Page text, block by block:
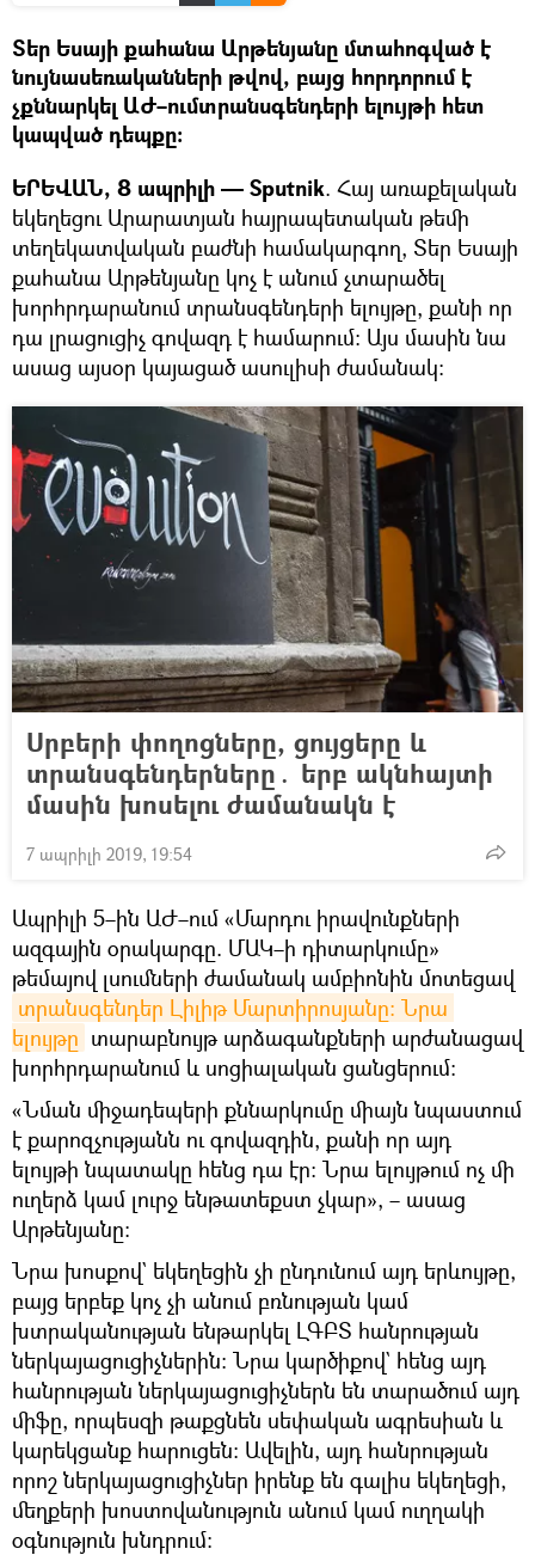
Տեր Եսայի քահանա Արթենյանը մտահոգված է
նույնասեռականների թվով, բայց հորդորում է
չքննարկել ԱԺ–ումտրանսգենդերի ելույթի հետ
կապված դեպքը։
ԵՐԵՎԱՆ, 8 ապրիլի — Sputnik. Հայ առաքելական
եկեղեցու Արարատյան հայրապետական թեմի
տեղեկատվական բաժնի համակարգող, Տեր Եսայի
քահանա Արթենյանը կոչ է անում չտարածել
խորհրդարանում տրանսգենդերի ելույթը, քանի որ
դա լրացուցիչ գովազդ է համարում։ Այս մասին նա
ասաց այսօր կայացած ասուլիսի ժամանակ։
Սրբերի փողոցները, ցույցերը և
տրանսգենդերները․ երբ ակնհայտի
մասին խոսելու ժամանակն է
7 ապրիլի 2019, 19:54
Ապրիլի 5–ին ԱԺ–ում «Մարդու իրավունքների
ազգային օրակարգը. ՄԱԿ–ի դիտարկումը»
թեմայով լսումների ժամանակ ամբիոնին մոտեցավ
տրանսգենդեր Լիլիթ Մարտիրոսյանը։ Նրա
ելույթը տարաբնույթ արձագանքների արժանացավ
խորհրդարանում և սոցիալական ցանցերում։
«Նման միջադեպերի քննարկումը միայն նպաստում
է քարոզչությանն ու գովազդին, քանի որ այդ
ելույթի նպատակը հենց դա էր։ Նրա ելույթում ոչ մի
ուղերձ կամ լուրջ ենթատեքստ չկար», – ասաց
Արթենյանը։
Նրա խոսքով` եկեղեցին չի ընդունում այդ երևույթը,
բայց երբեք կոչ չի անում բռնության կամ
խտրականության ենթարկել ԼԳԲՏ հանրության
ներկայացուցիչներին։ Նրա կարծիքով` հենց այդ
հանրության ներկայացուցիչներն են տարածում այդ
միֆը, որպեսզի թաքցնեն սեփական ագրեսիան և
կարեկցանք հարուցեն։ Ավելին, այդ հանրության
որոշ ներկայացուցիչներ իրենք են գալիս եկեղեցի,
մեղքերի խոստովանություն անում կամ ուղղակի
օգնություն խնդրում։